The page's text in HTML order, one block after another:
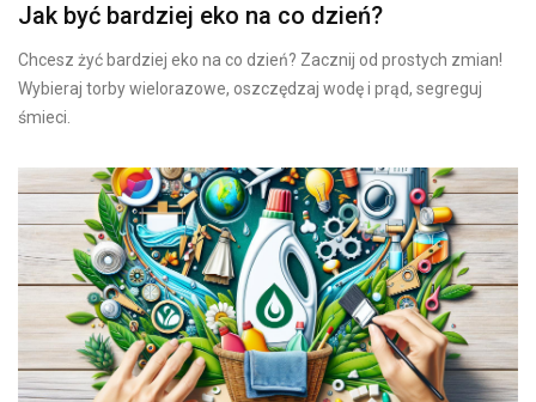
Jak być bardziej eko na co dzień?
Chcesz żyć bardziej eko na co dzień? Zacznij od prostych zmian!
Wybieraj torby wielorazowe, oszczędzaj wodę i prąd, segreguj
śmieci.